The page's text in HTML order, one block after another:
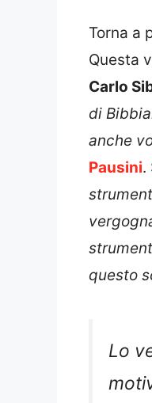
Torna a
Questa
Carlo
di
anche
Pausini.
questo
Lo